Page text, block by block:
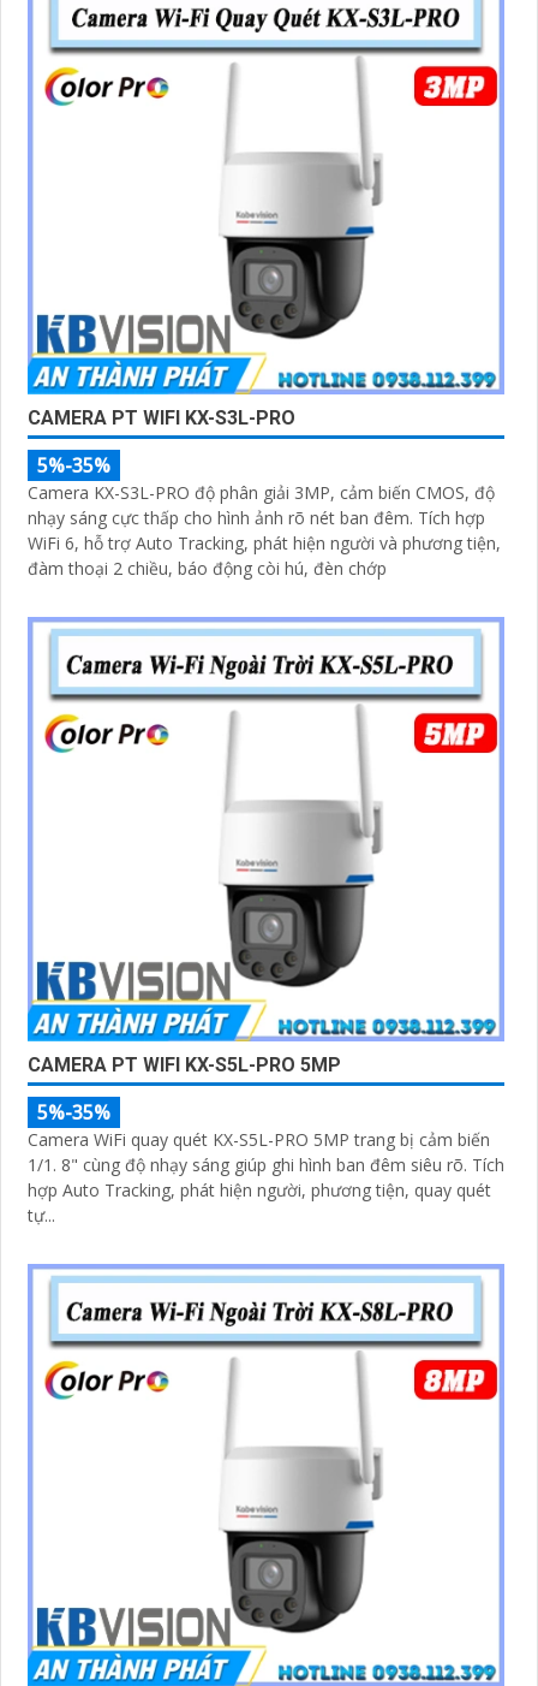
chính hãng với chiết khấu cao nhất trên thị trường. Hãy
đến với chúng tôi để trải nghiệm dịch vụ tốt nhất và
nhận được sự tư vấn chuyên nghiệp về giải pháp an
ninh cần thiết!"
Hy vọng những câu giới thiệu trên sẽ giúp bạn thành
công trong việc tiếp cận khách hàng và tăng cơ hội bán
hàng của bạn. Nếu có bất kỳ yêu cầu hay câu hỏi nào
khác, bạn có thể chia sẻ để tôi hỗ trợ bạn tốt hơn!
CAMERA PT WIFI KX-S3L-PRO
5%-35%
Camera KX-S3L-PRO độ phân giải 3MP, cảm biến CMOS, độ
nhạy sáng cực thấp cho hình ảnh rõ nét ban đêm. Tích hợp
WiFi 6, hỗ trợ Auto Tracking, phát hiện người và phương tiện,
đàm thoại 2 chiều, báo động còi hú, đèn chớp
CAMERA PT WIFI KX-S5L-PRO 5MP
5%-35%
Camera WiFi quay quét KX-S5L-PRO 5MP trang bị cảm biến
1/1. 8" cùng độ nhạy sáng giúp ghi hình ban đêm siêu rõ. Tích
hợp Auto Tracking, phát hiện người, phương tiện, quay quét
tự...